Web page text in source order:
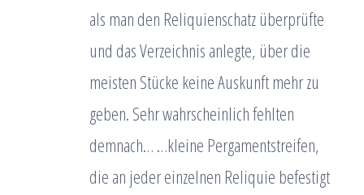
als man den Reliquienschatz überprüfte
und das Verzeichnis anlegte, über die
meisten Stücke keine Auskunft mehr zu
geben. Sehr wahrscheinlich fehlten
demnach… …kleine Pergamentstreifen,
die an jeder einzelnen Reliquie befestigt